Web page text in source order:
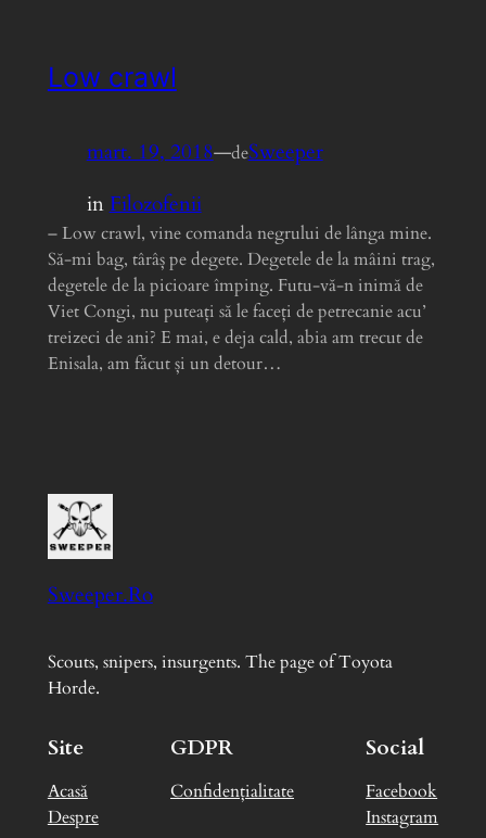
Low crawl
mart. 19, 2018—deSweeper
inFilozofenii
– Low crawl, vine comanda negrului de lânga mine.
Să-mi bag, târâș pe degete. Degetele de la mâini trag,
degetele de la picioare împing. Futu-vă-n inimă de
Viet Congi, nu puteați să le faceți de petrecanie acu’
treizeci de ani? E mai, e deja cald, abia am trecut de
Enisala, am făcut și un detour…
Sweeper.Ro
Scouts, snipers, insurgents. The page of Toyota
Horde.
Site
Acasă
Despre
GDPR
Confidențialitate
Social
Facebook
Instagram